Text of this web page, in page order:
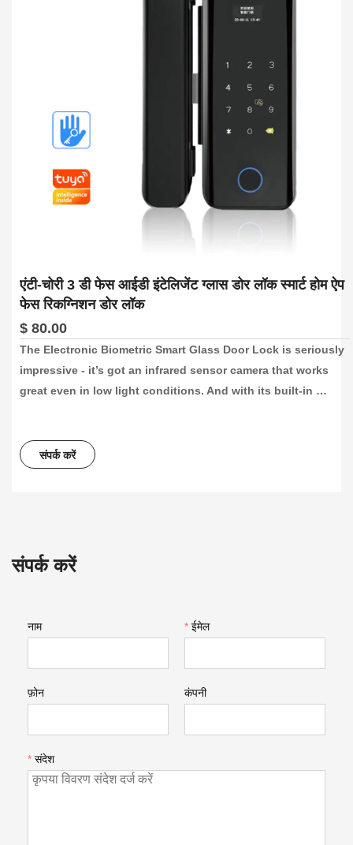
एंटी-चोरी 3 डी फेस आईडी इंटेलिजेंट ग्लास डोर लॉक स्मार्ट होम ऐप
फेस रिकग्निशन डोर लॉक
$ 80.00
The Electronic Biometric Smart Glass Door Lock is seriously
impressive - it’s got an infrared sensor camera that works
great even in low light conditions. And with its built-in
welcome visitors and remind you to unlock the door quickly
and efficiently.
संपर्क करें
संपर्क करें
नाम * ईमेल
फ़ोन कंपनी
* संदेश